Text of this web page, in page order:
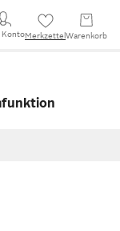
KontoMerkzettel Warenkorb